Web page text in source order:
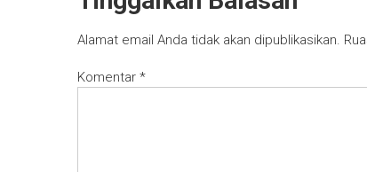
Alamat email Anda tidak akan dipublikasikan.
Komentar *